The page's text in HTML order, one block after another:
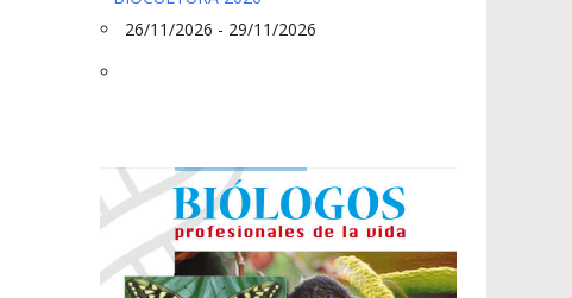
26/11/2026 - 29/11/2026